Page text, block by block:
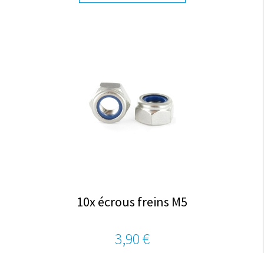
10x écrous freins M5
3,90 €